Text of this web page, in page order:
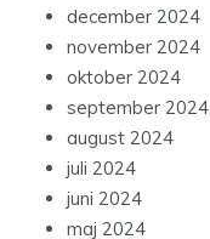
december 2024
november 2024
oktober 2024
september 2024
august 2024
juli 2024
juni 2024
maj 2024